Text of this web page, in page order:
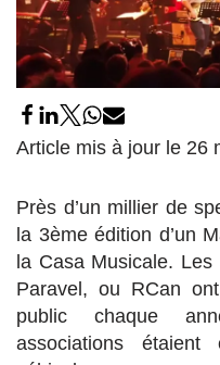
Article mis à jour le 26
Près d’un millier de
la 3ème édition d’un
la Casa Musicale. Les
Paravel, ou RCan
public chaque
associations étaient